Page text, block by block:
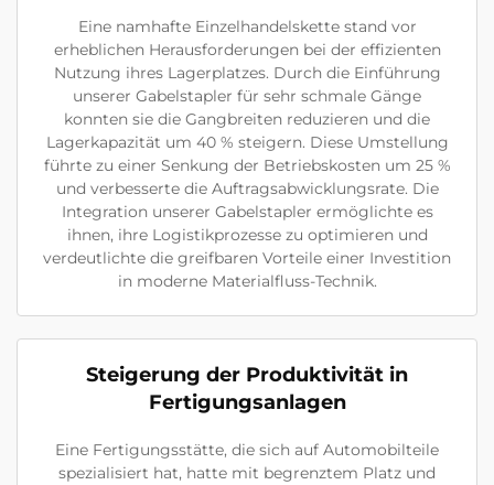
Eine namhafte Einzelhandelskette stand vor
erheblichen Herausforderungen bei der effizienten
Nutzung ihres Lagerplatzes. Durch die Einführung
unserer Gabelstapler für sehr schmale Gänge
konnten sie die Gangbreiten reduzieren und die
Lagerkapazität um 40 % steigern. Diese Umstellung
führte zu einer Senkung der Betriebskosten um 25 %
und verbesserte die Auftragsabwicklungsrate. Die
Integration unserer Gabelstapler ermöglichte es
ihnen, ihre Logistikprozesse zu optimieren und
verdeutlichte die greifbaren Vorteile einer Investition
in moderne Materialfluss-Technik.
Steigerung der Produktivität in
Fertigungsanlagen
Eine Fertigungsstätte, die sich auf Automobilteile
spezialisiert hat, hatte mit begrenztem Platz und